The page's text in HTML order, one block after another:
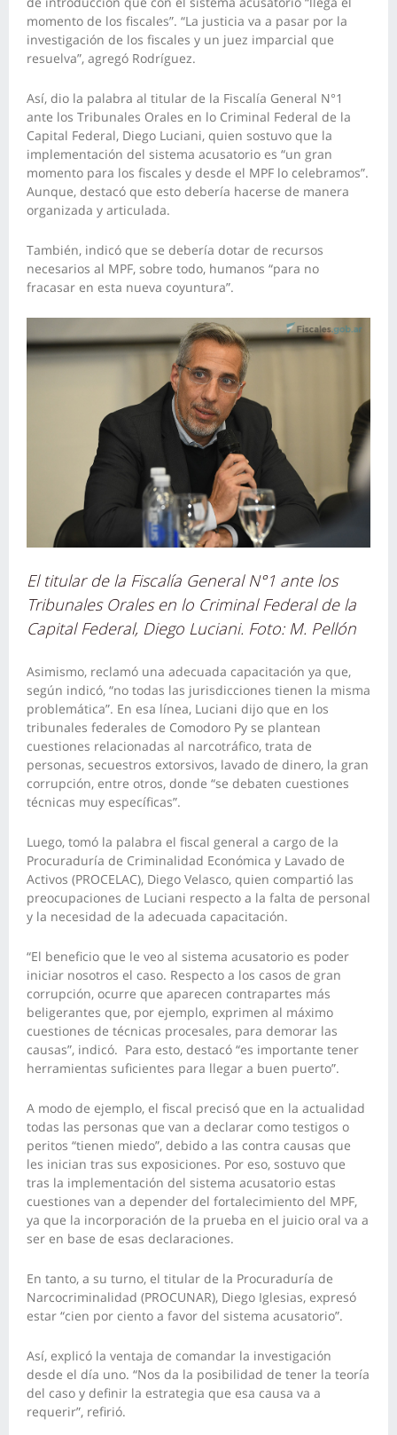
momento de los fiscales”. “La justicia va a pasar por la
investigación de los fiscales y un juez imparcial que
resuelva”, agregó Rodríguez.
Así, dio la palabra al titular de la Fiscalía General N°1
ante los Tribunales Orales en lo Criminal Federal de la
Capital Federal, Diego Luciani, quien sostuvo que la
implementación del sistema acusatorio es “un gran
momento para los fiscales y desde el MPF lo celebramos”.
Aunque, destacó que esto debería hacerse de manera
organizada y articulada.
También, indicó que se debería dotar de recursos
necesarios al MPF, sobre todo, humanos “para no
fracasar en esta nueva coyuntura”.
El titular de la Fiscalía General N°1 ante los
Tribunales Orales en lo Criminal Federal de la
Capital Federal, Diego Luciani. Foto: M. Pellón
Asimismo, reclamó una adecuada capacitación ya que,
según indicó, “no todas las jurisdicciones tienen la misma
problemática”. En esa línea, Luciani dijo que en los
tribunales federales de Comodoro Py se plantean
cuestiones relacionadas al narcotráfico, trata de
personas, secuestros extorsivos, lavado de dinero, la gran
corrupción, entre otros, donde “se debaten cuestiones
técnicas muy específicas”.
Luego, tomó la palabra el fiscal general a cargo de la
Procuraduría de Criminalidad Económica y Lavado de
Activos (PROCELAC), Diego Velasco, quien compartió las
preocupaciones de Luciani respecto a la falta de personal
y la necesidad de la adecuada capacitación.
“El beneficio que le veo al sistema acusatorio es poder
iniciar nosotros el caso. Respecto a los casos de gran
corrupción, ocurre que aparecen contrapartes más
beligerantes que, por ejemplo, exprimen al máximo
cuestiones de técnicas procesales, para demorar las
causas”, indicó. Para esto, destacó “es importante tener
herramientas suficientes para llegar a buen puerto”.
A modo de ejemplo, el fiscal precisó que en la actualidad
todas las personas que van a declarar como testigos o
peritos “tienen miedo”, debido a las contra causas que
les inician tras sus exposiciones. Por eso, sostuvo que
tras la implementación del sistema acusatorio estas
cuestiones van a depender del fortalecimiento del MPF,
ya que la incorporación de la prueba en el juicio oral va a
ser en base de esas declaraciones.
En tanto, a su turno, el titular de la Procuraduría de
Narcocriminalidad (PROCUNAR), Diego Iglesias, expresó
estar “cien por ciento a favor del sistema acusatorio”.
Así, explicó la ventaja de comandar la investigación
desde el día uno. “Nos da la posibilidad de tener la teoría
del caso y definir la estrategia que esa causa va a
requerir”, refirió.